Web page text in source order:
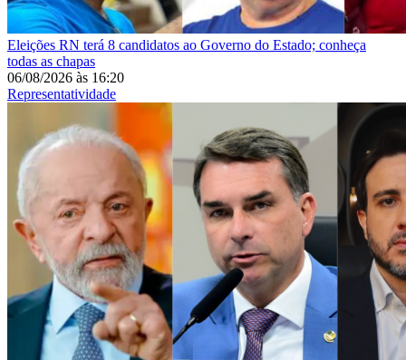
Eleições RN terá 8 candidatos ao Governo do Estado; conheça
todas as chapas
06/08/2026 às 16:20
Representatividade